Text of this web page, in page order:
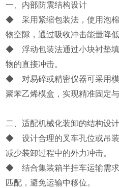
一、内部防震结构设计
◆ 采用紧缩包装法，使用泡棉
物空隙，通过吸收冲击能量降低
◆ 浮动包装法通过小块衬垫填
物的直接冲击。
◆ 对易碎或精密仪器可采用模
聚苯乙烯模盒，实现精准固定与
二、适配机械化装卸的结构设计
◆ 设计合理的叉车孔位或吊装
减少装卸过程中的外力冲击。
◆ 结合集装箱半挂车运输需求
匹配，避免运输中移位。